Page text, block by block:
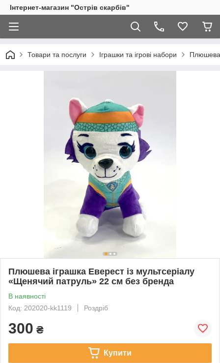
Інтернет-магазин "Острів скарбів"
Товари та послуги Іграшки та ігрові набори Плюшева
Плюшева іграшка Еверест із мультсеріалу
«Щенячий патруль» 22 см без бренда
В наявності
Код: 202020-kk1119
Роздріб
300 ₴
Купити